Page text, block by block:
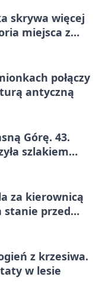
skrywa więcej
miejsca z
połączy
antyczną
Górę. 43.
szlakiem
za kierownicą
stanie przed
z krzesiwa.
w lesie